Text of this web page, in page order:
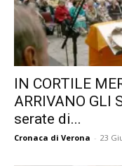
IN CORTILE
ARRIVANO GLI
serate di...
Cronaca di Verona - 23